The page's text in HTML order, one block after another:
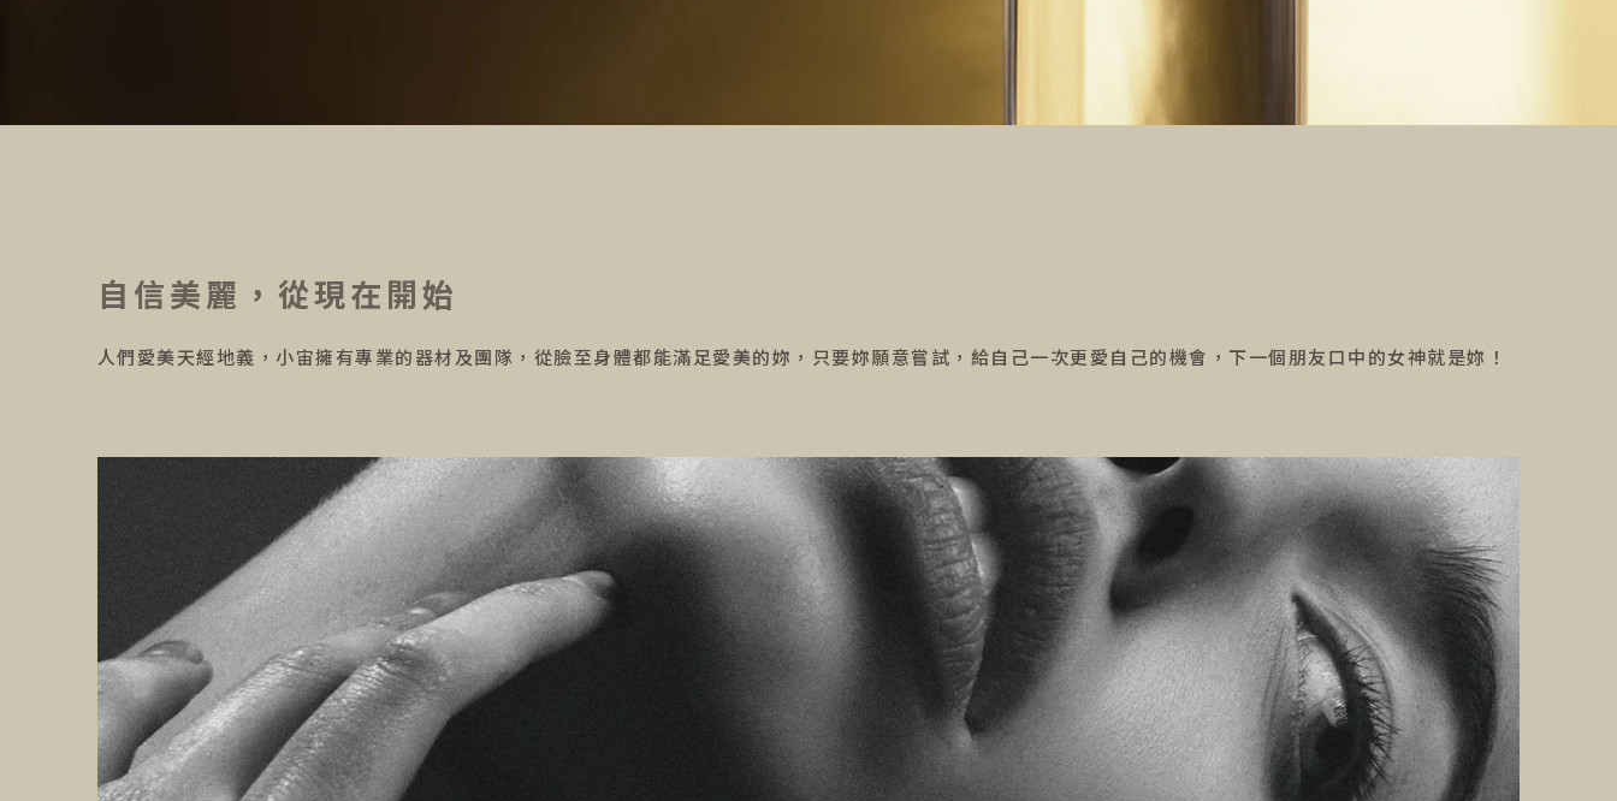
自信美麗，從現在開始
人們愛美天經地義，小宙擁有專業的器材及團隊，從臉至身體都能滿足愛美的妳，只要妳願意嘗試，給自己一次更愛自己的機會，下一個朋友口中的女神就是妳！